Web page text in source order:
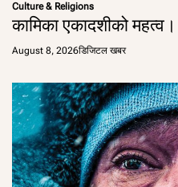
Culture & Religions
कामिका एकादशीको महत्व।
August 8, 2026डिजिटल खबर